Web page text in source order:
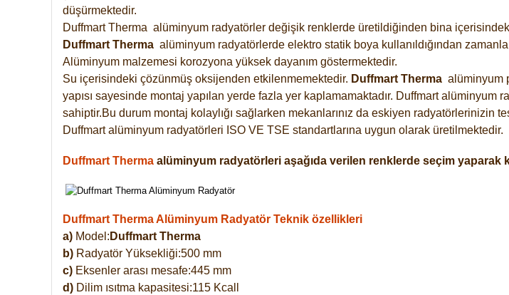
düşürmektedir.
Duffmart Therma alüminyum radyatörler değişik renklerde üretildiğinden bina
Duffmart Therma alüminyum radyatörlerde elektro statik boya kullanıldığından
Alüminyum malzemesi korozyona yüksek dayanım göstermektedir.
Su içerisindeki çözünmüş oksijenden etkilenmemektedir. Duffmart Therma alüminyum
yapısı sayesinde montaj yapılan yerde fazla yer kaplamamaktadır. Duffmart
sahiptir.Bu durum montaj kolaylığı sağlarken mekanlarınız da eskiyen radyatörlerinizin
Duffmart alüminyum radyatörleri ISO VE TSE standartlarına uygun olarak üretilmektedir.
Duffmart Therma alüminyum radyatörleri aşağıda verilen renklerde seçim yaparak
Duffmart Therma Alüminyum Radyatör Teknik özellikleri
a) Model: Duffmart Therma
b) Radyatör Yüksekliği:500 mm
c) Eksenler arası mesafe:445 mm
d) Dilim ısıtma kapasitesi:115 Kcall